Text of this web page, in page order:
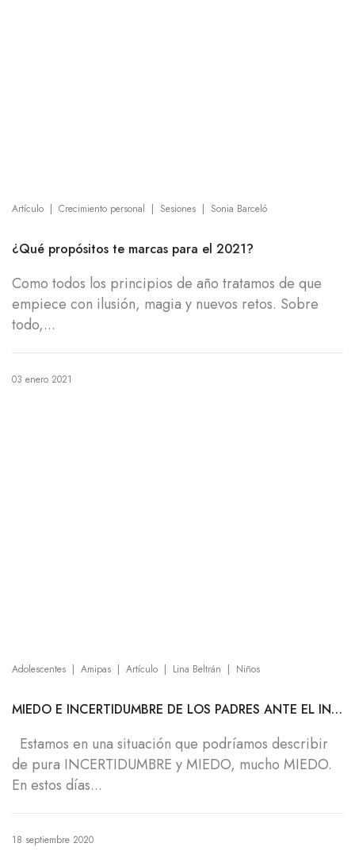
Artículo | Crecimiento personal | Sesiones | Sonia Barceló
¿Qué propósitos te marcas para el 2021?
Como todos los principios de año tratamos de que
empiece con ilusión, magia y nuevos retos. Sobre
todo,...
03 enero 2021
Adolescentes | Amipas | Artículo | Lina Beltrán | Niños
MIEDO E INCERTIDUMBRE DE LOS PADRES ANTE EL INICIO ESCOLAR ¿CÓMO AFRONTARLO?
Estamos en una situación que podríamos describir
de pura INCERTIDUMBRE y MIEDO, mucho MIEDO.
En estos días...
18 septiembre 2020